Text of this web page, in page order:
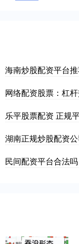
海南炒股配资平台
网络配资股票：杠
乐平股票配资 正规
湖南正规炒股配资
民间配资平台合法